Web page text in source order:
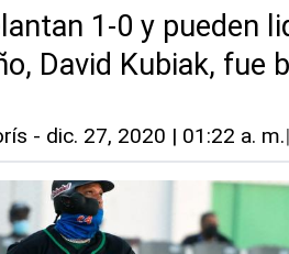
1-0 y pueden
David Kubiak, fue
- dic. 27, 2020 | 01:22 a. m.|